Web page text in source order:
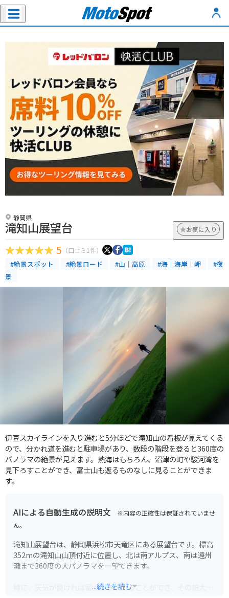
静岡県
滝知山展望台 お気に入り
5 （口コミ1件）
#絶景スポット #絶景ロード #山｜高原 #海｜海岸｜岬
#夜
景
伊豆スカイラインを入り進むと5分ほどで滝知山の看板が見えてくる
ので、分かれ道を進むと駐車場があり、数段の階段を登ると360度の
パノラマの絶景が見えます。熱海はもちろん、沼津の町や駿河湾を
見下ろすことができ、富士山も遮るものなしに見ることができま
す。
AIによる自動生成の説明文 ※内容の正確性は保証されていませ
ん。
滝知山展望台は、静岡県浜松市天竜区にある展望台です。標高
352mの滝知山山頂付近に位置し、北は南アルプス、南は遠州
灘まで360度の大パノラマを一望できます。
特に、天気が良ければ富士山を眺めることができ、その雄大な
...続きを読む